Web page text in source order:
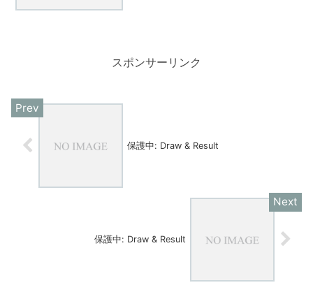
スポンサーリンク
保護中: Draw & Result
保護中: Draw & Result